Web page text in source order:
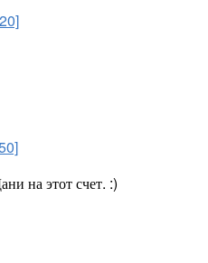
на этот счет. :)